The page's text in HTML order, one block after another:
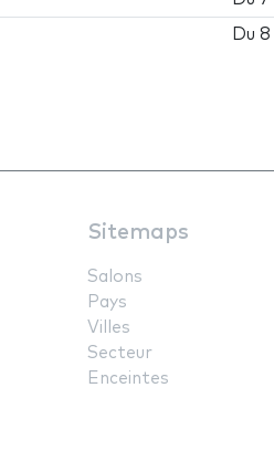
Du8
Sitemaps
Salons
Pays
Villes
Secteur
Enceintes